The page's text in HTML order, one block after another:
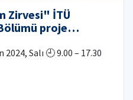
Zirvesi" İTÜ
proje
📍 İTÜ Taşkışla 🗓️ 11 Haziran 2024, Salı 🕘 9.00 – 17.30